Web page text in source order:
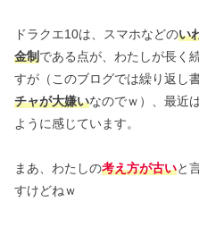
ドラクエ10は、スマホなどのい
金制である点が、わたしが長く
すが（このブログでは繰り返し
チャが大嫌いなのでｗ）、最近
ように感じています。
まあ、わたしの考え方が古いと
すけどねｗ